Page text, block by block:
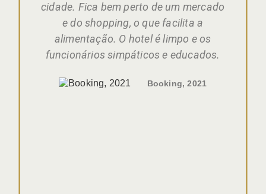
cidade. Fica bem perto de um mercado
e do shopping, o que facilita a
alimentação. O hotel é limpo e os
funcionários simpáticos e educados.
Booking, 2021